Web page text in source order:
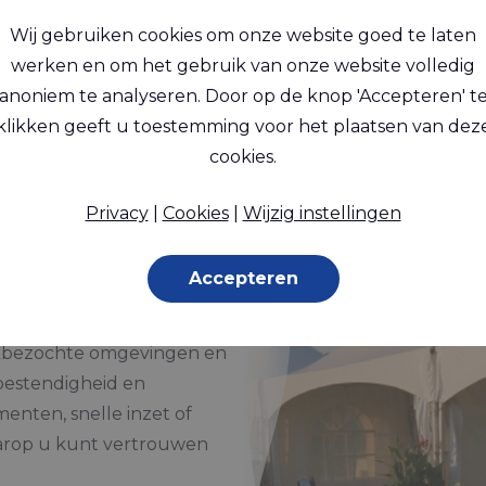
langdurige prestaties en zijn ideaal
Met een focus op kwaliteit biedt
permanente constructies.
structuren,
en
zijn ontworpen voor
ontworpen om te
omgevingen en
en
snelle inzet of
u kunt vertrouwen
Wij gebruiken cookies om onze website goed te laten
werken en om het gebruik van onze website volledig
anoniem te analyseren. Door op de knop 'Accepteren' te
klikken geeft u toestemming voor het plaatsen van
cookies.
Privacy| Cookies| Wijzig instellingen
Accepteren